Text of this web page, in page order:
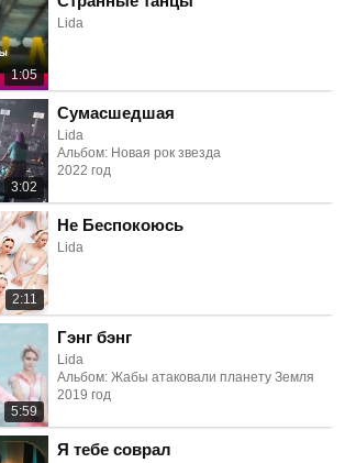
1:05
Lida
3:02
Сумасшедшая
Lida
Альбом: Новая рок звезда
2022 год
2:11
Не Беспокоюсь
Lida
5:59
Гэнг бэнг
Lida
Альбом: Жабы атаковали планету Земля
2019 год
Я тебе соврал